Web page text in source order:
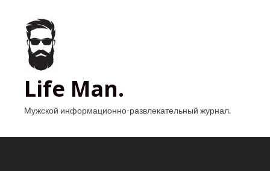
Life Man.
Мужской информационно-развлекательный журнал.